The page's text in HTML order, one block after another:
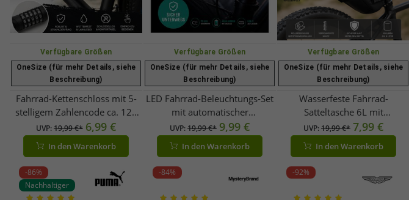
Verfügbare Größen
OneSize (für mehr Details, siehe
Beschreibung)
Fahrrad-Kettenschloss mit 5-
stelligem Zahlencode ca. 120
cm Robustes Zahlenschloss für
Fahrrad, E-Bike & E-Scooter
A0008352 Schwarz
UVP:19,99 €* 6,99 €
In den Warenkorb
Verfügbare Größen
OneSize (für mehr Details, siehe
Beschreibung)
LED Fahrrad-Beleuchtungs-Set
mit automatischer
Lichtsteuerung
Frontscheinwerfer & Rücklicht
USB-C 70 Lux A0008349
UVP:19,99 €* 9,99 €
In den Warenkorb
Verfügbare Größen
OneSize (für mehr Details, siehe
Beschreibung)
Wasserfeste Fahrrad-
Satteltasche 6L mit
Rollverschluss – Fahrradtasche
für MTB, E-Bike & Trekkingrad
A0001293 Schwarz
UVP:19,99 €* 7,99 €
In den Warenkorb
-86%
Nachhaltiger
-84% -92%